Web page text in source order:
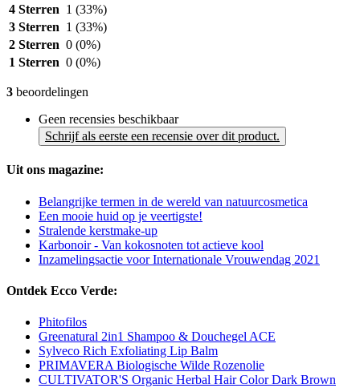
4 Sterren 1 (33%)
3 Sterren 1 (33%)
2 Sterren 0 (0%)
1 Sterren 0 (0%)
3 beoordelingen
Geen recensies beschikbaar
Schrijf als eerste een recensie over dit product.
Uit ons magazine:
Belangrijke termen in de wereld van natuurcosmetica
Een mooie huid op je veertigste!
Stralende kerstmake-up
Karbonoir - Van kokosnoten tot actieve kool
Inzamelingsactie voor Internationale Vrouwendag 2021
Ontdek Ecco Verde:
Phitofilos
Greenatural 2in1 Shampoo & Douchegel ACE
Sylveco Rich Exfoliating Lip Balm
PRIMAVERA Biologische Wilde Rozenolie
CULTIVATOR'S Organic Herbal Hair Color Dark Brown